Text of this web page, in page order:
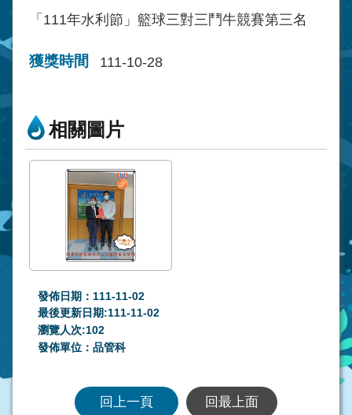
「111年水利節」籃球三對三鬥牛競賽第三名
獲獎時間 111-10-28
相關圖片
發佈日期：111-11-02
最後更新日期:111-11-02
瀏覽人次:102
發佈單位：品管科
回上一頁 回最上面